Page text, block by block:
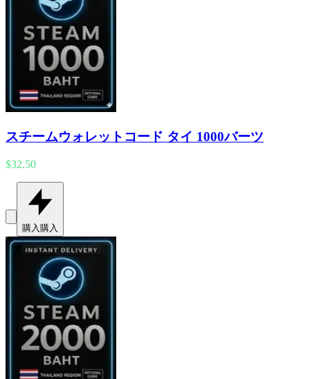
スチームウォレットコード タイ 1000バーツ
$32.50
購入購入